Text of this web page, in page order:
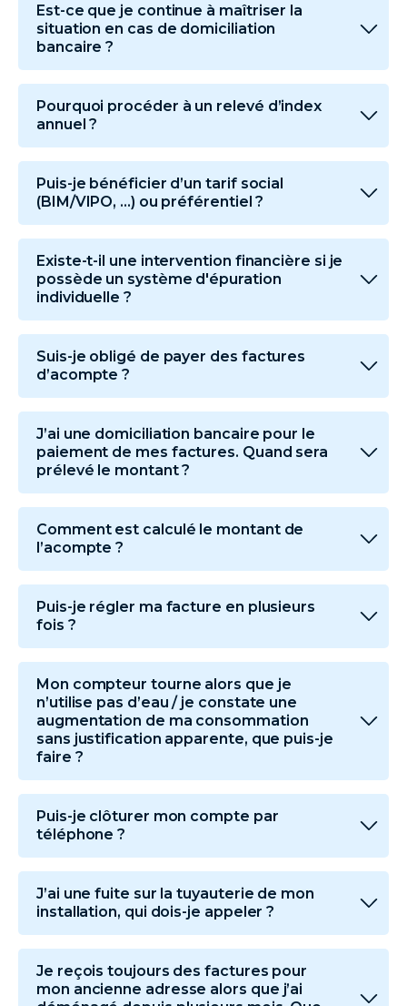
Est-ce que je continue à maîtriser la
situation en cas de domiciliation
bancaire ?
Pourquoi procéder à un relevé d’index
annuel ?
Puis-je bénéficier d’un tarif social
(BIM/VIPO, ...) ou préférentiel ?
Existe-t-il une intervention financière si je
possède un système d'épuration
individuelle ?
Suis-je obligé de payer des factures
d’acompte ?
J’ai une domiciliation bancaire pour le
paiement de mes factures. Quand sera
prélevé le montant ?
Comment est calculé le montant de
l’acompte ?
Puis-je régler ma facture en plusieurs
fois ?
Mon compteur tourne alors que je
n’utilise pas d’eau / je constate une
augmentation de ma consommation
sans justification apparente, que puis-je
faire ?
Puis-je clôturer mon compte par
téléphone ?
J’ai une fuite sur la tuyauterie de mon
installation, qui dois-je appeler ?
Je reçois toujours des factures pour
mon ancienne adresse alors que j’ai